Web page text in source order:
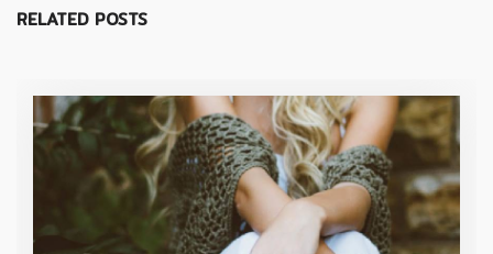
RELATED POSTS